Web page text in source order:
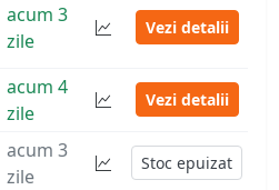
acum 3
zile
Vezi detalii
acum 4
zile
Vezi detalii
acum 3
zile
Stoc epuizat